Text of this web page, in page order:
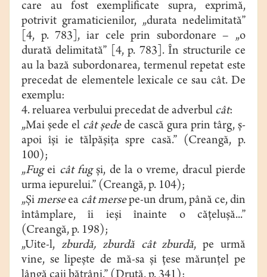
care au fost exemplificate supra, exprimă,
potrivit gramaticienilor, „durata nedelimitată”
[4, p. 783], iar cele prin subordonare – „o
durată delimitată” [4, p. 783]. În structurile ce
au la bază subordonarea, termenul repetat este
precedat de elementele lexicale ce sau cât. De
exemplu:
4. reluarea verbului precedat de adverbul cât:
„Mai şede el cât şedede cască gura prin târg, ş-
apoi îşi ie tălpăşiţa spre casă.” (Creangă, p.
100);
„Fugei cât fugşi, de la o vreme, dracul pierde
urma iepurelui.” (Creangă, p. 104);
„Şimerseea câtmersepe-un drum, până ce, din
întâmplare, îi ieşi înainte o căţeluşă...”
(Creangă, p. 198);
„Uite-l, zburdă, zburdă cât zburdă, pe urmă
vine, se lipeşte de mă-sa şi ţese mărunţel pe